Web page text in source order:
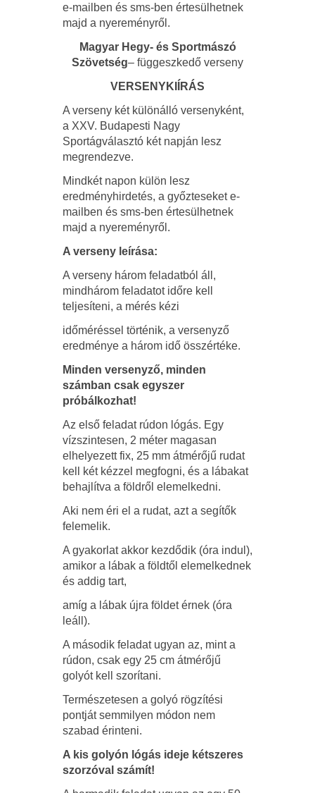
e-mailben és sms-ben értesülhetnek
majd a nyereményről.
Magyar Hegy- és Sportmászó
Szövetség– függeszkedő verseny
VERSENYKIÍRÁS
A verseny két különálló versenyként,
a XXV. Budapesti Nagy
Sportágválasztó két napján lesz
megrendezve.
Mindkét napon külön lesz
eredményhirdetés, a győzteseket e-
mailben és sms-ben értesülhetnek
majd a nyereményről.
A verseny leírása:
A verseny három feladatból áll,
mindhárom feladatot időre kell
teljesíteni, a mérés kézi
időméréssel történik, a versenyző
eredménye a három idő összértéke.
Minden versenyző, minden
számban csak egyszer
próbálkozhat!
Az első feladat rúdon lógás. Egy
vízszintesen, 2 méter magasan
elhelyezett fix, 25 mm átmérőjű rudat
kell két kézzel megfogni, és a lábakat
behajlítva a földről elemelkedni.
Aki nem éri el a rudat, azt a segítők
felemelik.
A gyakorlat akkor kezdődik (óra indul),
amikor a lábak a földtől elemelkednek
és addig tart,
amíg a lábak újra földet érnek (óra
leáll).
A második feladat ugyan az, mint a
rúdon, csak egy 25 cm átmérőjű
golyót kell szorítani.
Természetesen a golyó rögzítési
pontját semmilyen módon nem
szabad érinteni.
A kis golyón lógás ideje kétszeres
szorzóval számít!